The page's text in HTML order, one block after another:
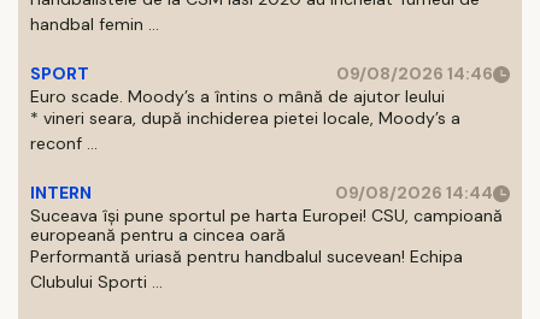
handbal femin ...
SPORT
09/08/2026 14:46
Euro scade. Moody’s a întins o mână de ajutor leului
* vineri seara, după inchiderea pietei locale, Moody’s a
reconf ...
INTERN
09/08/2026 14:44
Suceava își pune sportul pe harta Europei! CSU, campioană
europeană pentru a cincea oară
Performantă uriasă pentru handbalul sucevean! Echipa
Clubului Sporti ...